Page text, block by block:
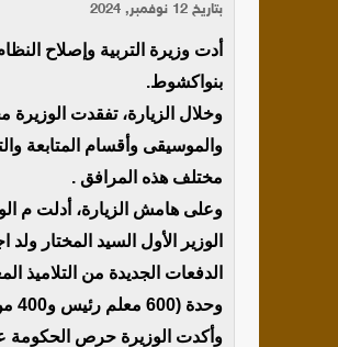
بتاريخ 12 نوفمبر, 2024
أدت وزيرة التربية وإصلاح
بنواكشوط.
وخلال الزيارة، تفقدت
والموسيقى وأقسام المتابعة
مختلف هذه المرافق .
وعلى هامش الزيارة، أدلت م
الوزير الأول السيد المختار
وحدة (600 معلم رئيس و400 من حملة الباكلوريا).
وأكدت الوزيرة حرص الحكومة